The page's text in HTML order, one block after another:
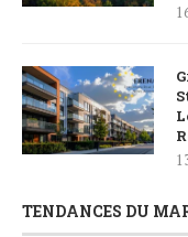
TENDANCES DU